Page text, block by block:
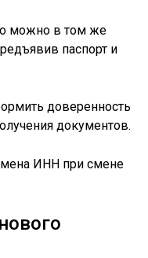
можно в том же
паспорт и
доверенность
документов.
ИНН при смене